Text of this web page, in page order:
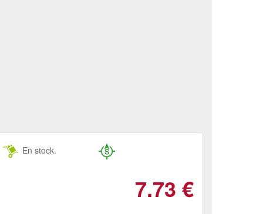
En stock.
7.73 €